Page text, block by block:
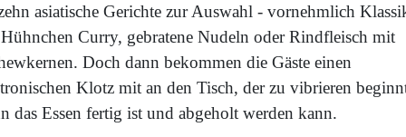
asiatische Gerichte zur Auswahl - vornehmlich
Curry, gebratene Nudeln oder Rindfleisch mit
Doch dann bekommen die Gäste einen
Klotz mit an den Tisch, der zu vibrieren
das Essen fertig ist und abgeholt werden kann.